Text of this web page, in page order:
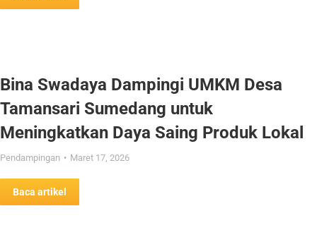
Bina Swadaya Dampingi UMKM Desa
Tamansari Sumedang untuk
Meningkatkan Daya Saing Produk Lokal
Pendampingan Maret 17, 2026
Baca artikel